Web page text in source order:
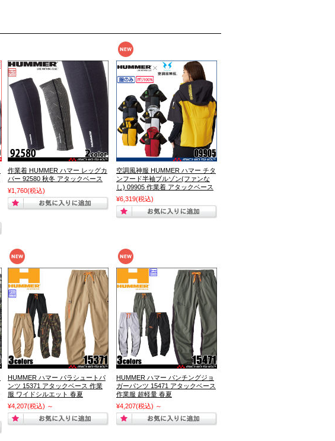
作業着 HUMMER ハマー レッグカ
バー 92580 秋冬 アタックベース
¥1,760(税込)
空調風神服 HUMMER ハマー チタ
ンフード半袖ブルゾン(ファンな
し) 09905 作業着 アタックベース
¥6,319(税込)
HUMMER ハマー パラシュートパ
ンツ 15371 アタックベース 作業
服 ワイドシルエット 春夏
¥4,207(税込) ～
HUMMER ハマー パンチングジョ
ガーパンツ 15471 アタックベース
作業服 超軽量 春夏
¥4,207(税込) ～